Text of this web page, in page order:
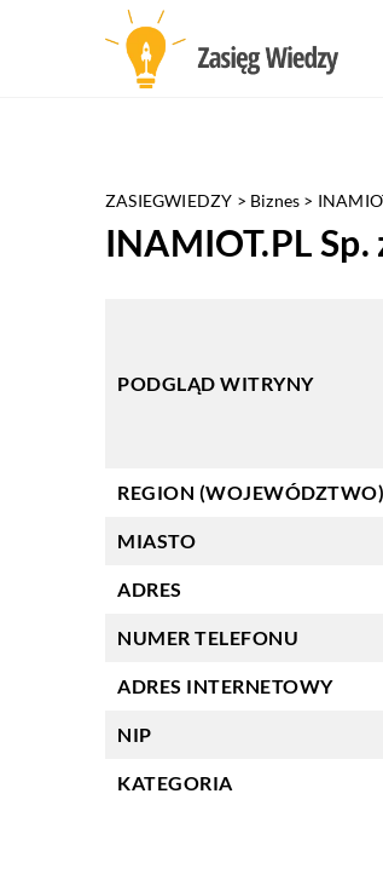
ZASIEGWIEDZY > Biznes >
INAMIOT.PL Sp.
PODGLĄD WITRYNY
REGION (WOJEWÓDZTWO)
MIASTO
ADRES
NUMER TELEFONU
ADRES INTERNETOWY
NIP
KATEGORIA